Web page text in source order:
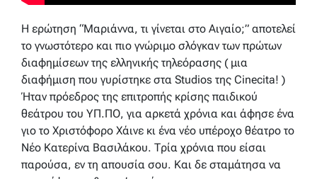
Η ερώτηση “Μαριάννα, τι γίνεται στο Αιγαίο;” αποτελεί
το γνωστότερο και πιο γνώριμο σλόγκαν των πρώτων
διαφημίσεων της ελληνικής τηλεόρασης ( μια
διαφήμιση που γυρίστηκε στα Studios της Cinecita! )
Ήταν πρόεδρος της επιτροπής κρίσης παιδικού
θεάτρου του ΥΠ.ΠΟ, για αρκετά χρόνια και άφησε ένα
γιο το Χριστόφορο Χάινε κι ένα νέο υπέροχο θέατρο το
Νέο Κατερίνα Βασιλάκου. Τρία χρόνια που είσαι
παρούσα, εν τη απουσία σου. Και δε σταμάτησα να